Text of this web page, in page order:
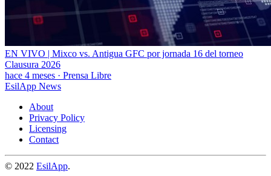
EN VIVO | Mixco vs. Antigua GFC por jornada 16 del torneo
Clausura 2026
hace 4 meses · Prensa Libre
EsilApp News
About
Privacy Policy
Licensing
Contact
© 2022 EsilApp.